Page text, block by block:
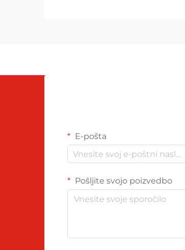
E-pošta
Pošljite svojo poizvedbo